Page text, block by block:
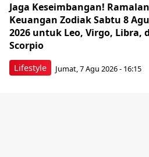
Lifestyle
Jaga Keseimbangan! Ramalan
Keuangan Zodiak Sabtu 8
2026 untuk Leo, Virgo, Libra,
Scorpio
Jumat, 7 Agu 2026 - 16:15